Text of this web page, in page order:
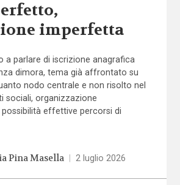
imperfetta
a parlare di iscrizione anagrafica
dimora, tema già affrontato su
nodo centrale e non risolto nel
sociali, organizzazione
effettive percorsi di
Pina Masella 2 luglio 2026